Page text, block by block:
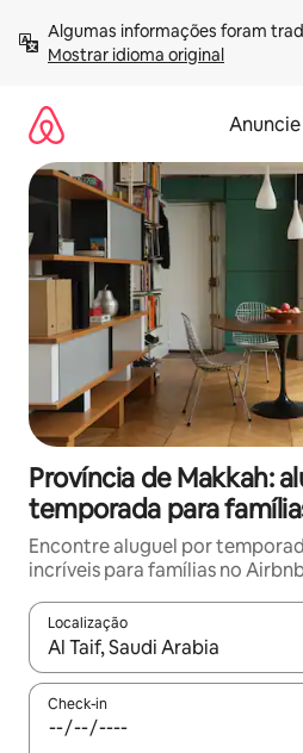
para
Mostrar idioma original
Província de Makkah:
temporada para
Encontre aluguel por
incríveis para famílias no
Localização
Quando os resultados
Check-in